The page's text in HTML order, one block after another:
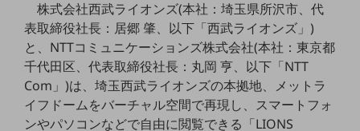
データ利活用
株式会社西武ライオンズ(本社：埼玉県所沢市、代
表取締役社長：居郷 肇、以下「西武ライオンズ」)
と、NTTコミュニケーションズ株式会社(本社：東京都
千代田区、代表取締役社長：丸岡 亨、以下「NTT
Com」)は、埼玉西武ライオンズの本拠地、メットラ
イフドームをバーチャル空間で再現し、スマートフォ
ンやパソコンなどで自由に閲覧できる「LIONS